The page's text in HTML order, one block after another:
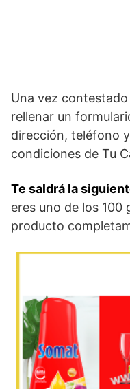
Una vez
rellenar un
dirección, teléfono
condiciones de Tu
Te saldrá la
eres uno de los 100
producto